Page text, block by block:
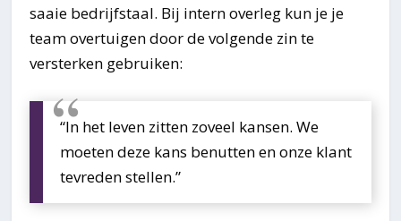
saaie bedrijfstaal. Bij intern overleg kun je je
team overtuigen door de volgende zin te
versterken gebruiken:
“In het leven zitten zoveel kansen. We
moeten deze kans benutten en onze klant
tevreden stellen.”